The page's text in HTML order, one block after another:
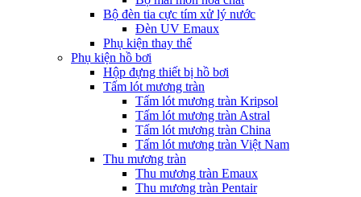
Bộ đèn tia cực tím xử lý nước
Đèn UV Emaux
Phụ kiện thay thế
Phụ kiện hồ bơi
Hộp đựng thiết bị hồ bơi
Tấm lót mương tràn
Tấm lót mương tràn Kripsol
Tấm lót mương tràn Astral
Tấm lót mương tràn China
Tấm lót mương tràn Việt Nam
Thu mương tràn
Thu mương tràn Emaux
Thu mương tràn Pentair